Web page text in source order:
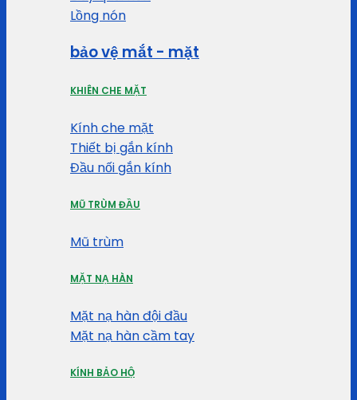
Lồng nón
bảo vệ mắt - mặt
KHIÊN CHE MẶT
Kính che mặt
Thiết bị gắn kính
Đầu nối gắn kính
MŨ TRÙM ĐẦU
Mũ trùm
MẶT NẠ HÀN
Mặt nạ hàn đội đầu
Mặt nạ hàn cầm tay
KÍNH BẢO HỘ